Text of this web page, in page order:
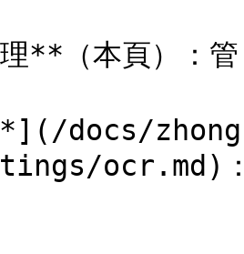
**（本頁）：
docs/
ocr.md)